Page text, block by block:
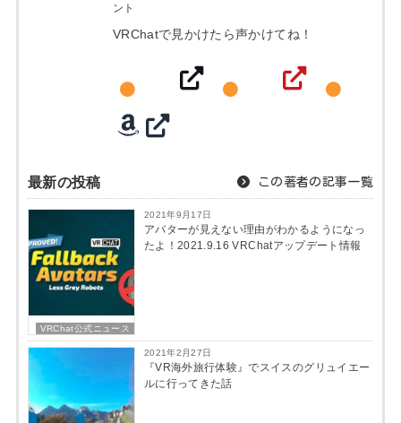
ント
VRChatで見かけたら声かけてね！
最新の投稿 この著者の記事一覧
VRChat公式ニュース
2021年9月17日
アバターが見えない理由がわかるようになっ
たよ！2021.9.16 VRChatアップデート情報
2021年2月27日
『VR海外旅行体験』でスイスのグリュイエー
ルに行ってきた話